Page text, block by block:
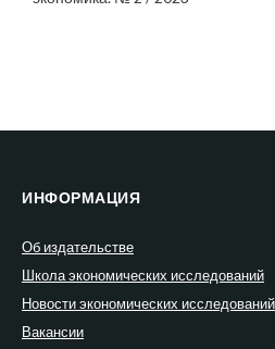
ИНФОРМАЦИЯ
Об издательстве
Школа экономических исследований
Новости экономических исследований
Вакансии